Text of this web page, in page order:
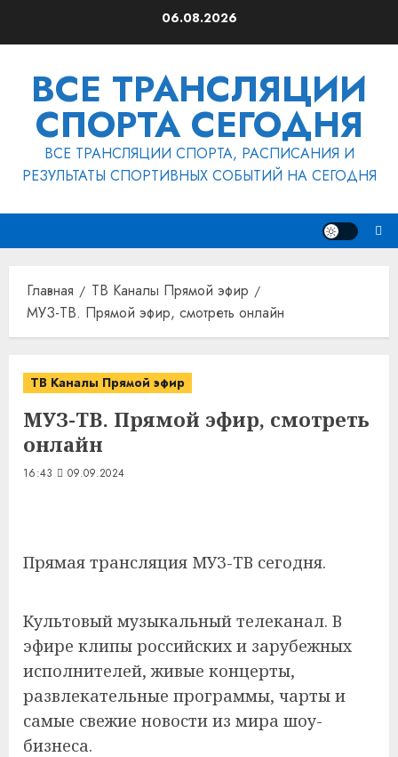
06.08.2026
ВСЕ ТРАНСЛЯЦИИ
СПОРТА СЕГОДНЯ
ВСЕ ТРАНСЛЯЦИИ СПОРТА, РАСПИСАНИЯ И
РЕЗУЛЬТАТЫ СПОРТИВНЫХ СОБЫТИЙ НА СЕГОДНЯ
Главная
ТВ Каналы Прямой эфир
МУЗ-ТВ. Прямой эфир, смотреть онлайн
ТВ Каналы Прямой эфир
МУЗ-ТВ. Прямой эфир, смотреть
онлайн
16:43 09.09.2024
Прямая трансляция МУЗ-ТВ сегодня.
Культовый музыкальный телеканал. В
эфире клипы российских и зарубежных
исполнителей, живые концерты,
развлекательные программы, чарты и
самые свежие новости из мира шоу-
бизнеса.